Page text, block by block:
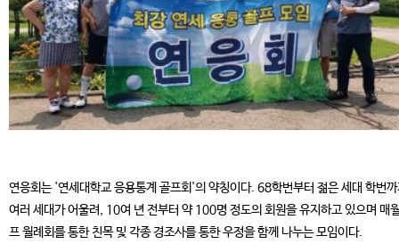
연응회는 '연세대학교 응용통계 골프회'의 약칭이다. 68학번부터 젊은 세대 학번
여러 세대가 어울려, 10여 년 전부터 약 100명 정도의 회원을 유지하고 있으며 매
프 월례회를 통한 친목 및 각종 경조사를 통한 우정을 함께 나누는 모임이다.